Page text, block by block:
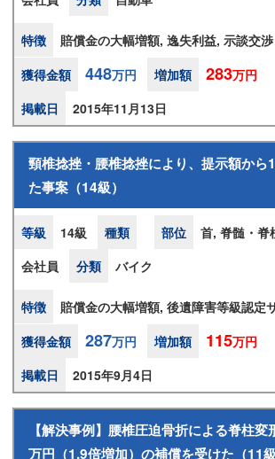
特徴
賠償金の大幅増額, 逸失利益, 示談交渉
獲得金額
448万円 増加額 283万円
掲載日
2015年11月13日
頸椎捻挫・腰椎捻挫により、提示額から
た事案（14級）
等級 14級 種類 部位 首, 脊髄・脊
会社員
分類 バイク
特徴
賠償金の大幅増額, 後遺障害等級認定
獲得金額
287万円 増加額 115万円
掲載日
2015年9月4日
【解決事例】腰椎圧迫骨折による脊柱
万円（1.9倍増加）の補償を受けた（11級